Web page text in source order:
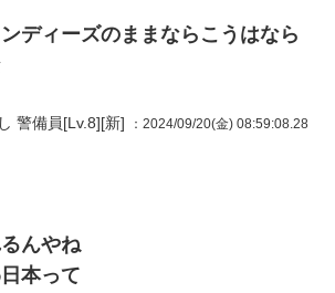
ディーズのままならこうはなら
警備員[Lv.8][新] ：2024/09/20(金) 08:59:08.28
んやね
本って